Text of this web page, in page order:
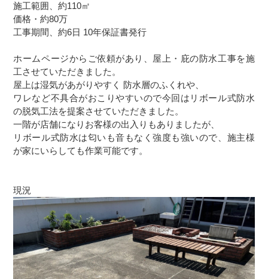
施工範囲、約110㎡
価格・約80万
工事期間、約6日 10年保証書発行
ホームページからご依頼があり、屋上・庇の防水工事を施
工させていただきました。
屋上は湿気があがりやすく 防水層のふくれや、
ワレなど不具合がおこりやすいので今回はリボール式防水
の脱気工法を提案させていただきました。
一階が店舗になりお客様の出入りもありましたが、
リボール式防水は匂いも音もなく強度も強いので、施主様
が家にいらしても作業可能です。
現況